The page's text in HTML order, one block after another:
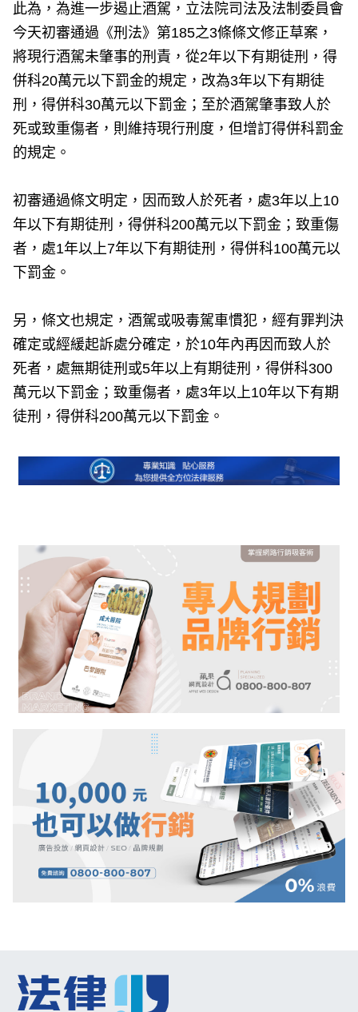
此為，為進一步遏止酒駕，立法院司法及法制委員會
今天初審通過《刑法》第185之3條條文修正草案，
將現行酒駕未肇事的刑責，從2年以下有期徒刑，得
併科20萬元以下罰金的規定，改為3年以下有期徒
刑，得併科30萬元以下罰金；至於酒駕肇事致人於
死或致重傷者，則維持現行刑度，但增訂得併科罰金
的規定。
初審通過條文明定，因而致人於死者，處3年以上10
年以下有期徒刑，得併科200萬元以下罰金；致重傷
者，處1年以上7年以下有期徒刑，得併科100萬元以
下罰金。
另，條文也規定，酒駕或吸毒駕車慣犯，經有罪判決
確定或經緩起訴處分確定，於10年內再因而致人於
死者，處無期徒刑或5年以上有期徒刑，得併科300
萬元以下罰金；致重傷者，處3年以上10年以下有期
徒刑，得併科200萬元以下罰金。